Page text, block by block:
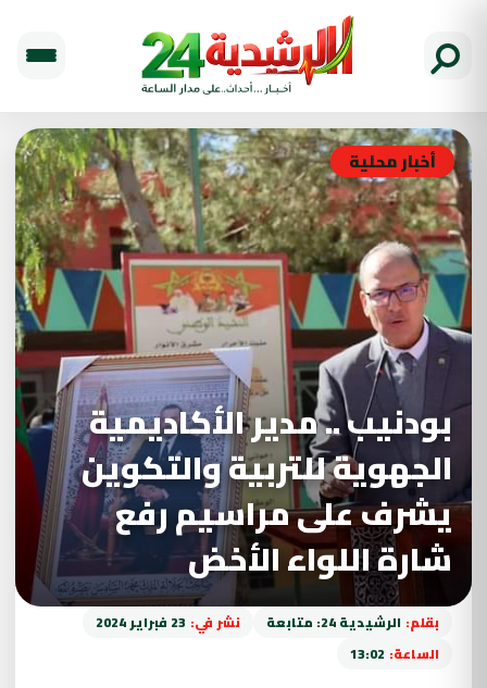
أخبار محلية
بودنيب .. مدير الأكاديمية
الجهوية للتربية والتكوين
يشرف على مراسيم رفع
شارة اللواء الأخض
بقلم: الرشيدية 24: متابعة نشر في: 23 فبراير 2024
الساعة: 13:02